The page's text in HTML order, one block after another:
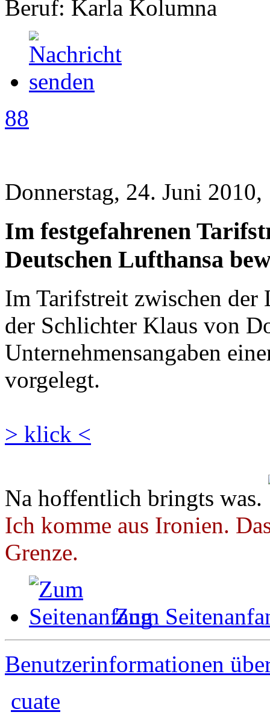
Beruf: Karla Kolumna
88
Donnerstag, 24. Juni 2010,
Im festgefahrenen
Deutschen Lufthansa
Im Tarifstreit zwischen der
der Schlichter Klaus von
Unternehmensangaben
vorgelegt.
> klick <
Na hoffentlich bringts was.
Ich komme aus Ironien.
Grenze.
Zum
Benutzerinformationen
cuate